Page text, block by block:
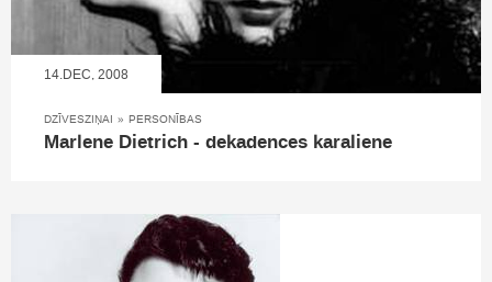
14.DEC, 2008
DZĪVESZIŅAI » PERSONĪBAS
Marlene Dietrich - dekadences karaliene